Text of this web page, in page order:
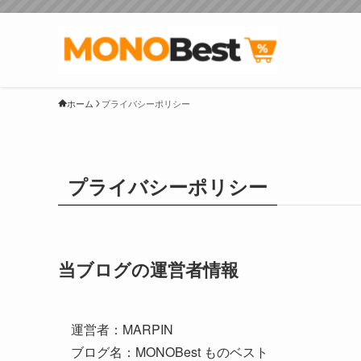
ホーム プライバシーポリシー
プライバシーポリシー
当ブログの運営者情報
運営者：MARPIN
ブログ名：MONOBest ものベスト